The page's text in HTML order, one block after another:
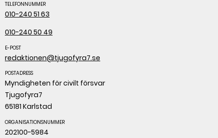
TELEFONNUMMER
010-240 51 63
010-240 50 49
E-POST
redaktionen@tjugofyra7.se
POSTADRESS
Myndigheten för civilt försvar
Tjugofyra7
65181 Karlstad
ORGANISATIONSNUMMER
202100-5984